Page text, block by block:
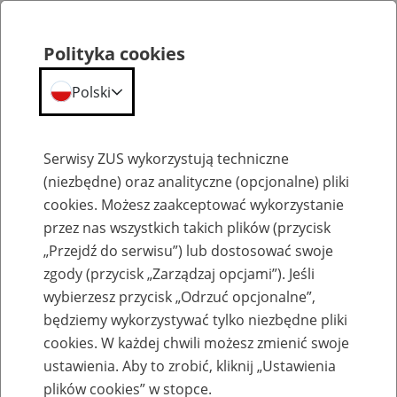
Komunikaty
Komunikat Prezesa Zakładu Ubezpieczeń
Społecznych z dnia 10 września 2013 r. w
Polityka cookies
Polski
Serwisy ZUS wykorzystują techniczne
(niezbędne) oraz analityczne (opcjonalne) pliki
cookies. Możesz zaakceptować wykorzystanie
przez nas wszystkich takich plików (przycisk
„Przejdź do serwisu”) lub dostosować swoje
zgody (przycisk „Zarządzaj opcjami”). Jeśli
wybierzesz przycisk „Odrzuć opcjonalne”,
będziemy wykorzystywać tylko niezbędne pliki
cookies. W każdej chwili możesz zmienić swoje
ustawienia. Aby to zrobić, kliknij „Ustawienia
plików cookies” w stopce.